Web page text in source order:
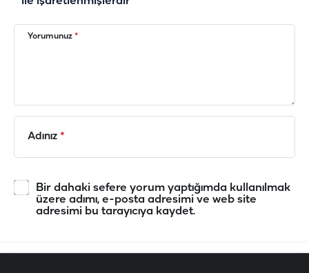
Yorumunuz *
Adınız *
Bir dahaki sefere yorum yaptığımda kullanılmak
üzere adımı, e-posta adresimi ve web site
adresimi bu tarayıcıya kaydet.